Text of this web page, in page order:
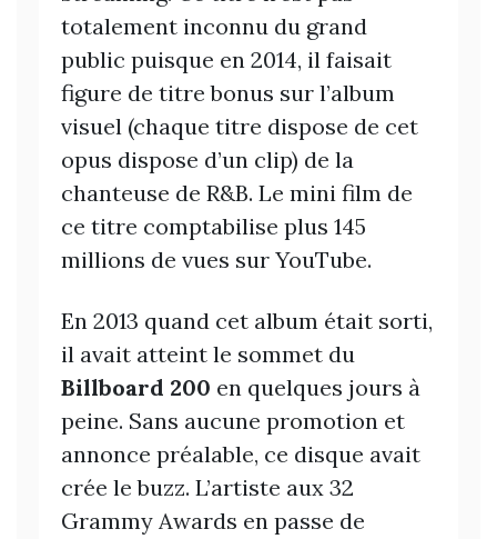
totalement inconnu du grand
public puisque en 2014, il faisait
figure de titre bonus sur l’album
visuel (chaque titre dispose de cet
opus dispose d’un clip) de la
chanteuse de R&B. Le mini film de
ce titre comptabilise plus 145
millions de vues sur YouTube.
En 2013 quand cet album était sorti,
il avait atteint le sommet du
Billboard 200 en quelques jours à
peine. Sans aucune promotion et
annonce préalable, ce disque avait
crée le buzz. L’artiste aux 32
Grammy Awards en passe de